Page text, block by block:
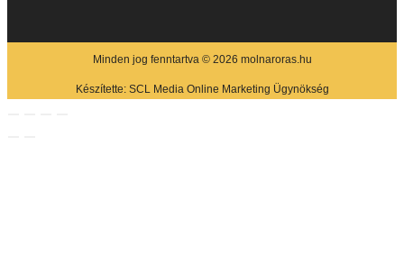
Minden jog fenntartva © 2026 molnaroras.hu
Készítette: SCL Media Online Marketing Ügynökség